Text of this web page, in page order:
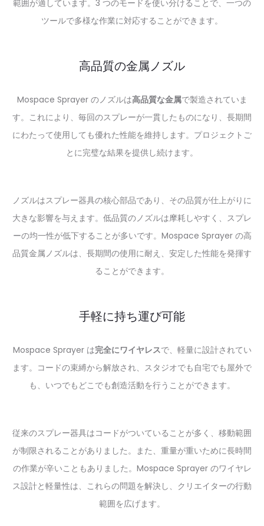
範囲が適しています。3 つのモードを使い分けることで、一つの
ツールで多様な作業に対応することができます。
高品質の金属ノズル
Mospace Sprayer のノズルは高品質な金属で製造されていま
す。これにより、毎回のスプレーが一貫したものになり、長期間
にわたって使用しても優れた性能を維持します。プロジェクトご
とに完璧な結果を提供し続けます。
ノズルはスプレー器具の核心部品であり、その品質が仕上がりに
大きな影響を与えます。低品質のノズルは摩耗しやすく、スプレ
ーの均一性が低下することが多いです。Mospace Sprayer の高
品質金属ノズルは、長期間の使用に耐え、安定した性能を発揮す
ることができます。
手軽に持ち運び可能
Mospace Sprayer は完全にワイヤレスで、軽量に設計されてい
ます。コードの束縛から解放され、スタジオでも自宅でも屋外で
も、いつでもどこでも創造活動を行うことができます。
従来のスプレー器具はコードがついていることが多く、移動範囲
が制限されることがありました。また、重量が重いために長時間
の作業が辛いこともありました。Mospace Sprayer のワイヤレ
ス設計と軽量性は、これらの問題を解決し、クリエイターの行動
範囲を広げます。